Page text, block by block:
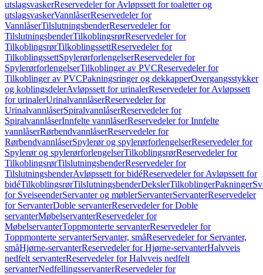
utslagsvaskerReservedeler for Avløpssett for toaletter og
utslagsvaskerVannlåserReservedeler for
VannlåserTilslutningsbenderReservedeler for
TilslutningsbenderTilkoblingsrørReservedeler for
TilkoblingsrørTilkoblingssettReservedeler for
TilkoblingssettSpylerørforlengelserReservedeler for
SpylerørforlengelserTilkoblinger av PVCReservedeler for
Tilkoblinger av PVCPakningsringer og dekkapperOvergangsstykker
og koblingsdelerAvløpssett for urinalerReservedeler for Avløpssett
for urinalerUrinalvannlåserReservedeler for
UrinalvannlåserSpiralvannlåserReservedeler for
SpiralvannlåserInnfelte vannlåserReservedeler for Innfelte
vannlåserRørbendvannlåserReservedeler for
RørbendvannlåserSpylerør og spylerørforlengelserReservedeler for
Spylerør og spylerørforlengelserTilkoblingsrørReservedeler for
TilkoblingsrørTilslutningsbenderReservedeler for
TilslutningsbenderAvløpssett for bidéReservedeler for Avløpssett for
bidéTilkoblingsrørTilslutningsbenderDekslerTilkoblingerPakninger
for SveiseenderServanter og møblerServanterServanterReservedeler
for ServanterDoble servanterReservedeler for Doble
servanterMøbelservanterReservedeler for
MøbelservanterToppmonterte servanterReservedeler for
Toppmonterte servanterServanter, småReservedeler for Servanter,
småHjørne-servanterReservedeler for Hjørne-servanterHalvveis
nedfelt servanterReservedeler for Halvveis nedfelt
servanterNedfellingsservanterReservedeler for